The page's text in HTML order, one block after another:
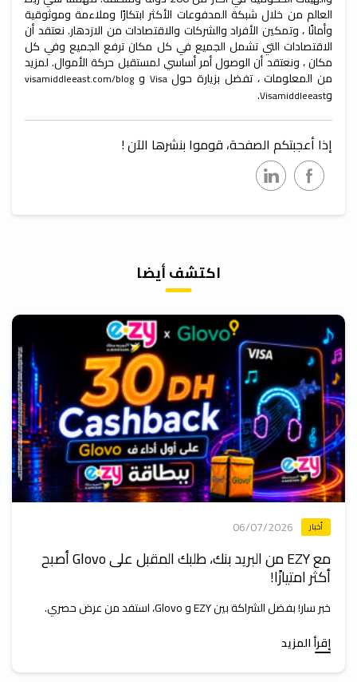
العالم من خلال شبكة المدفوعات الأكثر ابتكارًا وملاءمة وموثوقية
وأمانًا ، وتمكين الأفراد والشركات والاقتصادات من الازدهار. نعتقد أن
الاقتصادات التي تشمل الجميع في كل مكان ترفع الجميع وفي كل
مكان ، ونعتقد أن الوصول أمر أساسي لمستقبل حركة الأموال. لمزيد
من المعلومات ، تفضل بزيارة حولVisa و visamiddleeast.com/blog
وVisamiddleeast
.
إذا أعجبتكم الصفحة، قوموا بنشرها الآن !
اكتشف أيضا
أخبار 06/07/2026
مع EZY من البريد بنك، طلبك المقبل على Glovo أصبح
أكثر امتيازًا!
خبر سار! بفضل الشراكة بين EZY و Glovo، استفد من عرض حصري.
إقرأ المزيد